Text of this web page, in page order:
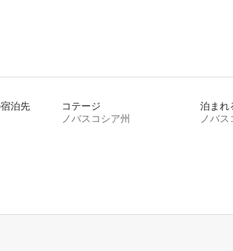
泊先
コテージ
ノバスコシア州
泊まれ
ノバス